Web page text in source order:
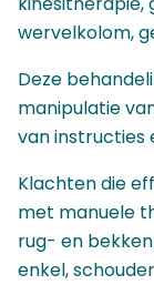
Respiratoire
Cardiale
Algemene
Medische
Pre- en
Vestibulaire
wervelkolom,
Deze
manipulatie
van instructies
Klachten die
met manuele
rug- en
enkel,